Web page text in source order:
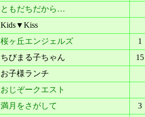
ともだちだから…
Kids▼Kiss
桜ヶ丘エンジェルズ
1
ちびまる子ちゃん
15
お子様ランチ
おじぞークエスト
満月をさがして
3